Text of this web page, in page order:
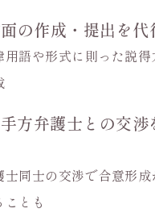
の作成・提出を代
用語や形式に則った説得
方弁護士との交渉
士同士の交渉で合意形成
ことも